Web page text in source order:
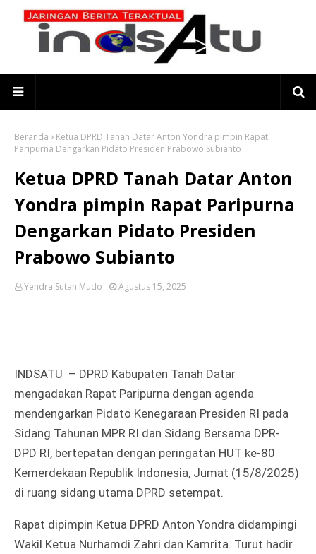
Beranda
Ketua DPRD Tanah Datar Anton Yondra pimpin Rapat
Paripurna Dengarkan Pidato Presiden Prabowo Subianto
Ketua DPRD Tanah Datar Anton
Yondra pimpin Rapat Paripurna
Dengarkan Pidato Presiden
Prabowo Subianto
Yendra Sutan Mudo Agustus 15, 2025
INDSATU – DPRD Kabupaten Tanah Datar
mengadakan Rapat Paripurna dengan agenda
mendengarkan Pidato Kenegaraan Presiden RI pada
Sidang Tahunan MPR RI dan Sidang Bersama DPR-
DPD RI, bertepatan dengan peringatan HUT ke-80
Kemerdekaan Republik Indonesia, Jumat (15/8/2025)
di ruang sidang utama DPRD setempat.
Rapat dipimpin Ketua DPRD Anton Yondra didampingi
Wakil Ketua Nurhamdi Zahri dan Kamrita. Turut hadir